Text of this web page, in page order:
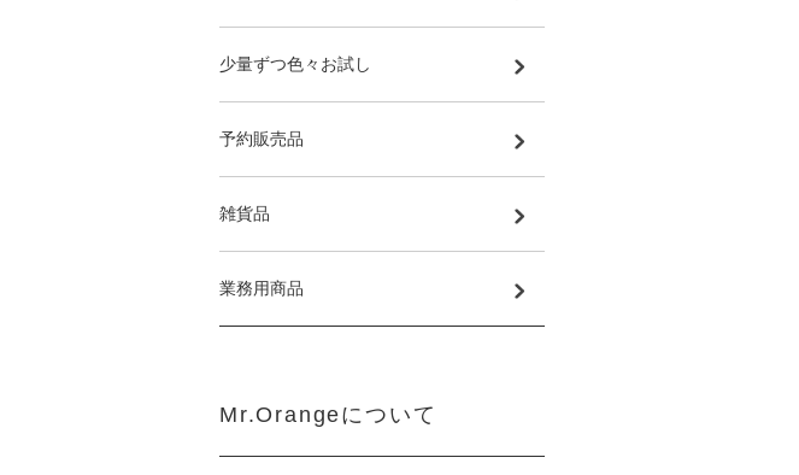
少量ずつ色々お試し
予約販売品
雑貨品
業務用商品
Mr.Orangeについて